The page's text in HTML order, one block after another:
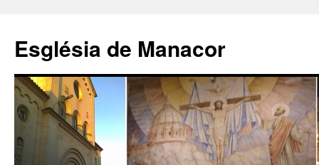
contenido
Església de Manacor